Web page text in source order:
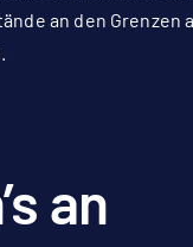
an den
an